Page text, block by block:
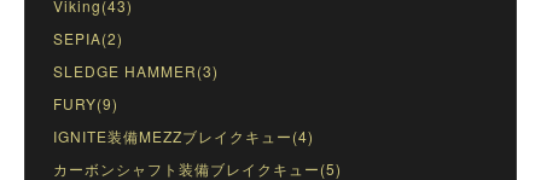
Viking(43)
SEPIA(2)
SLEDGE HAMMER(3)
FURY(9)
IGNITE装備MEZZブレイクキュー(4)
カーボンシャフト装備ブレイクキュー(5)